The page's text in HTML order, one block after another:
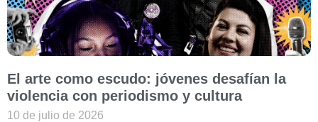
El arte como escudo: jóvenes desafían la
violencia con periodismo y cultura
10 de julio de 2026